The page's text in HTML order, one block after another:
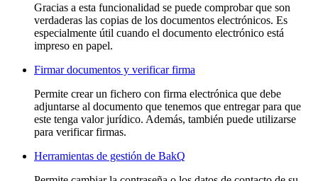
Gracias a esta funcionalidad se puede comprobar que son
verdaderas las copias de los documentos electrónicos. Es
especialmente útil cuando el documento electrónico está
impreso en papel.
Firmar documentos y verificar firma
Permite crear un fichero con firma electrónica que debe
adjuntarse al documento que tenemos que entregar para que
este tenga valor jurídico. Además, también puede utilizarse
para verificar firmas.
Herramientas de gestión de BakQ